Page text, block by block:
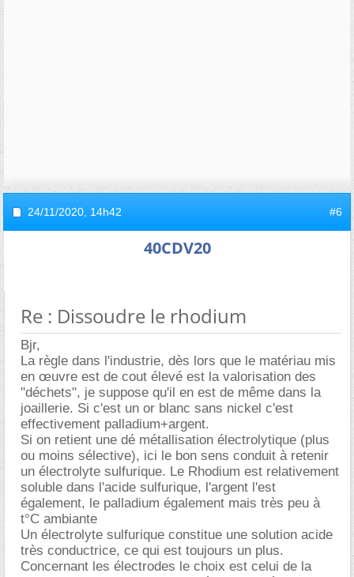
24/11/2020, 14h42 #6
40CDV20
Re : Dissoudre le rhodium
Bjr,
La règle dans l'industrie, dès lors que le matériau mis
en œuvre est de cout élevé est la valorisation des
"déchets", je suppose qu'il en est de même dans la
joaillerie. Si c'est un or blanc sans nickel c'est
effectivement palladium+argent.
Si on retient une dé métallisation électrolytique (plus
ou moins sélective), ici le bon sens conduit à retenir
un électrolyte sulfurique. Le Rhodium est relativement
soluble dans l'acide sulfurique, l'argent l'est
également, le palladium également mais très peu à
t°C ambiante
Un électrolyte sulfurique constitue une solution acide
très conductrice, ce qui est toujours un plus.
Concernant les électrodes le choix est celui de la